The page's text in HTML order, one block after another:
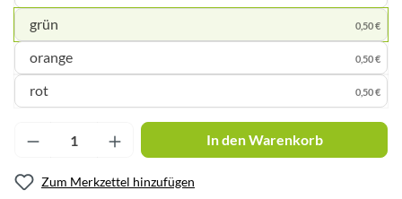
grün 0,50 €
orange 0,50 €
rot 0,50 €
Produkt Anzahl: Gib den gewünschten
In den Warenkorb
Zum Merkzettel hinzufügen